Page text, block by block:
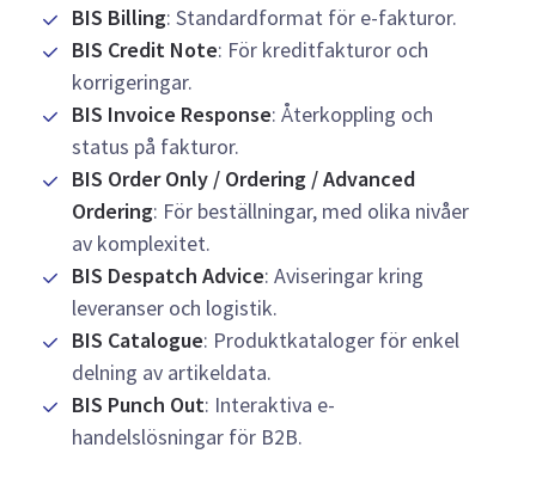
BIS Billing: Standardformat för e-fakturor.
BIS Credit Note: För kreditfakturor och
korrigeringar.
BIS Invoice Response: Återkoppling och
status på fakturor.
BIS Order Only / Ordering / Advanced
Ordering: För beställningar, med olika nivåer
av komplexitet.
BIS Despatch Advice: Aviseringar kring
leveranser och logistik.
BIS Catalogue: Produktkataloger för enkel
delning av artikeldata.
BIS Punch Out: Interaktiva e-
handelslösningar för B2B.